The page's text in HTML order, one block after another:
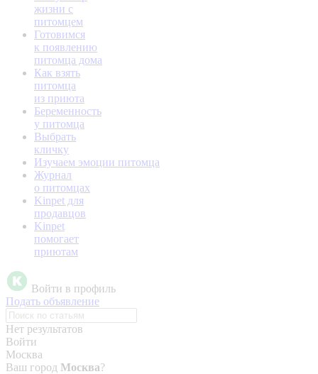
жизни с
питомцем
Готовимся
к появлению
питомца дома
Как взять
питомца
из приюта
Беременность
у питомца
Выбрать
кличку
Изучаем эмоции питомца
Журнал
о питомцах
Kinpet для
продавцов
Kinpet
помогает
приютам
Войти в профиль
Подать объявление
Нет результатов
Войти
Москва
Ваш город Москва?